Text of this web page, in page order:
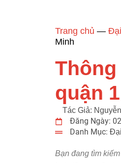
Trang chủ —
Minh
quận
Tác Giả:
Đăng Ngày:
Danh Mục:
Bạn đang tìm kiếm